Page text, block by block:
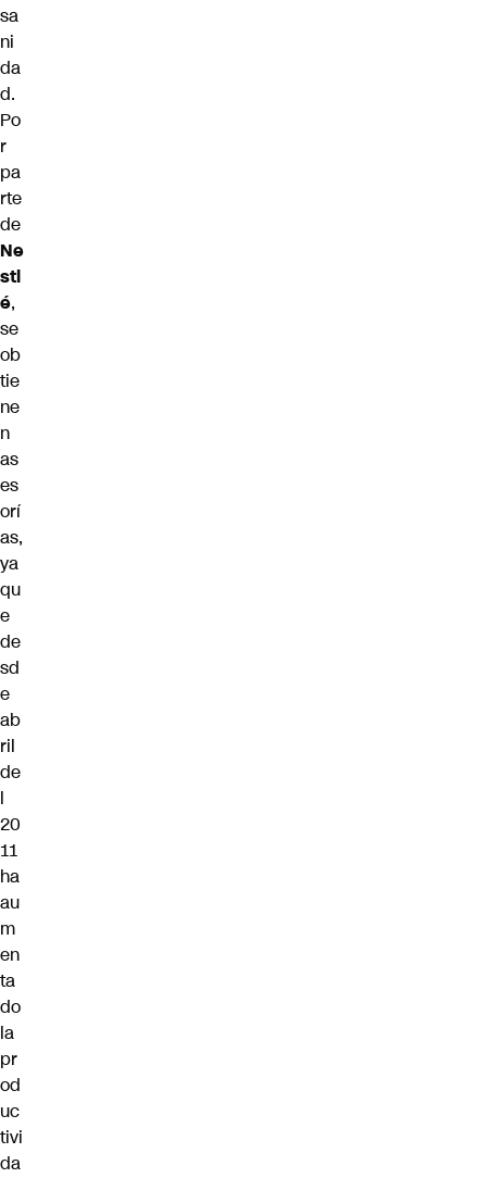
sa
ni
da
d.
Po
r
pa
rte
de
Ne
stl
é,
se
ob
tie
ne
n
as
es
orí
as,
ya
qu
e
de
sd
e
ab
ril
de
l
20
11
ha
au
m
en
ta
do
la
pr
od
uc
tivi
da